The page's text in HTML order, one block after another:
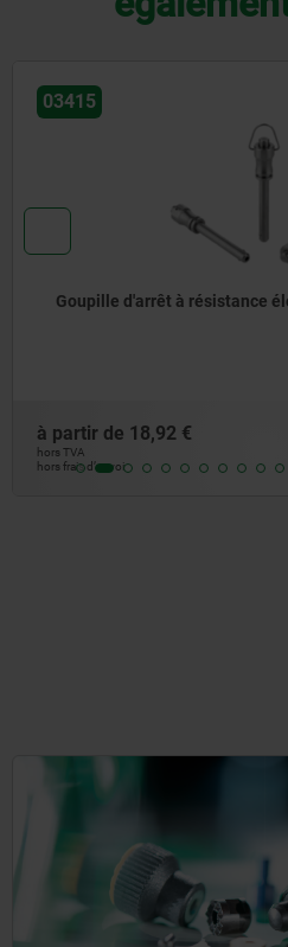
03415
Goupille d’arrêt en Inox
à partir de15,08 €
hors TVA
hors frais d’envoi